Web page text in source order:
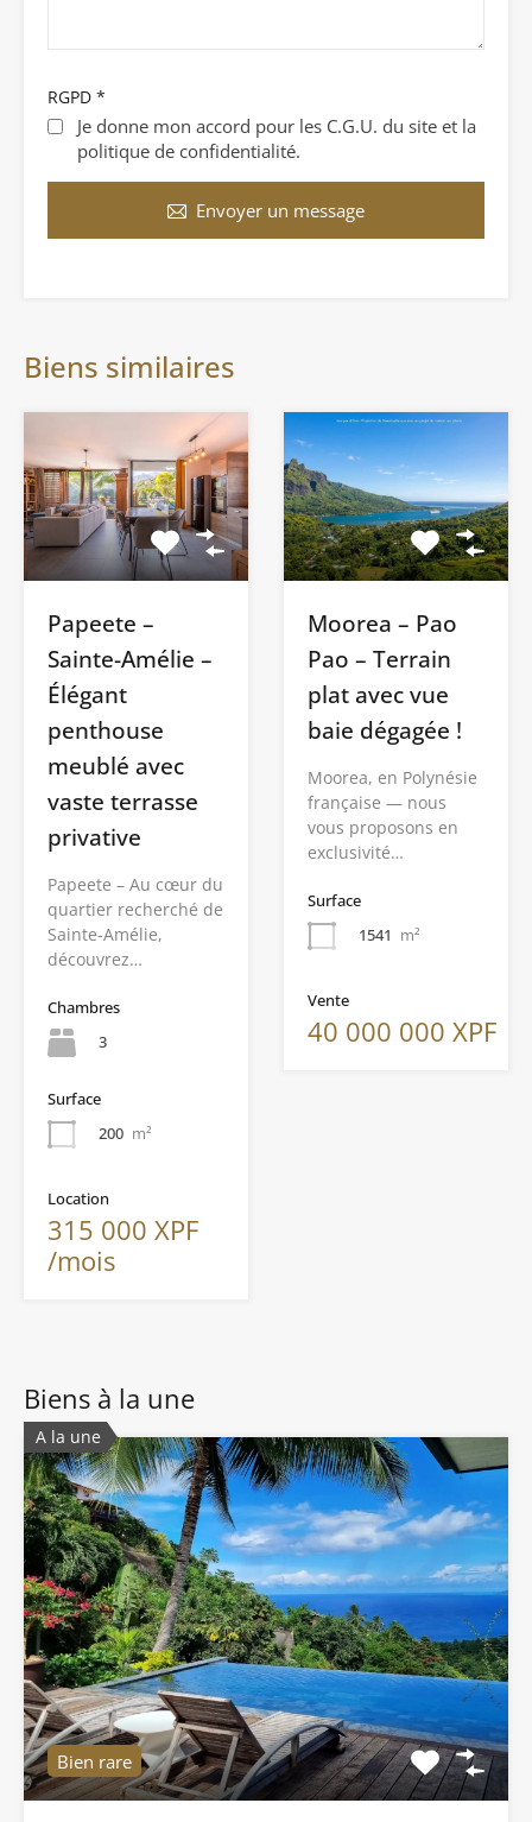
RGPD *
Je donne mon accord pour les C.G.U. du site et la
politique de confidentialité.
Envoyer un message
Biens similaires
Papeete –
Sainte-Amélie –
Élégant
penthouse
meublé avec
vaste terrasse
privative
Papeete – Au cœur du
quartier recherché de
Sainte-Amélie,
découvrez…
Chambres
3
Surface
200 m²
Location
315 000 XPF
/mois
Moorea – Pao
Pao – Terrain
plat avec vue
baie dégagée !
Moorea, en Polynésie
française — nous
vous proposons en
exclusivité…
Surface
1541 m²
Vente
40 000 000 XPF
Biens à la une
A la une
Bien rare